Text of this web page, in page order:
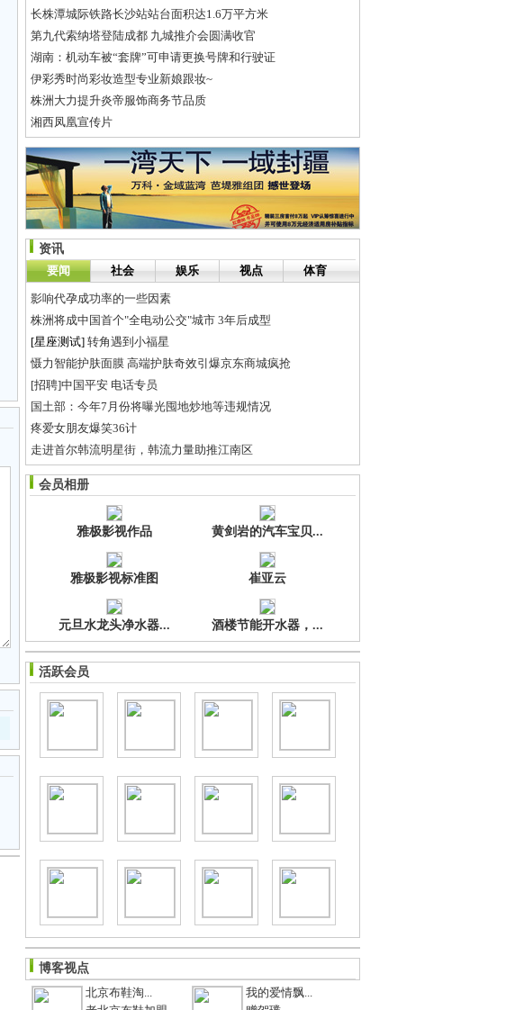
长株潭城际铁路长沙站站台面积达1.6万平方米
第九代索纳塔登陆成都 九城推介会圆满收官
湖南：机动车被“套牌”可申请更换号牌和行驶证
伊彩秀时尚彩妆造型专业新娘跟妆~
株洲大力提升炎帝服饰商务节品质
湘西凤凰宣传片
资讯
要闻
社会 娱乐 视点 体育
影响代孕成功率的一些因素
株洲将成中国首个"全电动公交"城市 3年后成型
[星座测试] 转角遇到小福星
慑力智能护肤面膜 高端护肤奇效引爆京东商城疯抢
[招聘]中国平安 电话专员
国土部：今年7月份将曝光囤地炒地等违规情况
疼爱女朋友爆笑36计
走进首尔韩流明星街，韩流力量助推江南区
博美丁丁找老婆
做义工的意义！
会员相册
雅极影视作品 黄剑岩的汽车宝贝...
雅极影视标准图 崔亚云
元旦水龙头净水器... 酒楼节能开水器，...
活跃会员
博客视点
北京布鞋淘...
我的爱情飘...